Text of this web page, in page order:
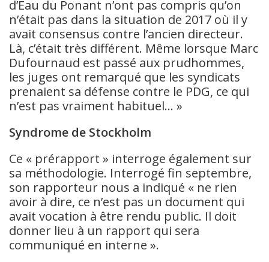
d’Eau du Ponant n’ont pas compris qu’on
n’était pas dans la situation de 2017 où il y
avait consensus contre l’ancien directeur.
Là, c’était très différent. Même lorsque Marc
Dufournaud est passé aux prudhommes,
les juges ont remarqué que les syndicats
prenaient sa défense contre le PDG, ce qui
n’est pas vraiment habituel… »
Syndrome de Stockholm
Ce « prérapport » interroge également sur
sa méthodologie. Interrogé fin septembre,
son rapporteur nous a indiqué « ne rien
avoir à dire, ce n’est pas un document qui
avait vocation à être rendu public. Il doit
donner lieu à un rapport qui sera
communiqué en interne ».